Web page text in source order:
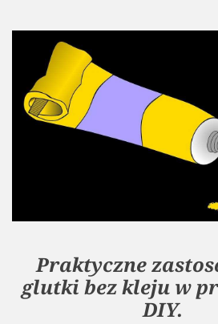
Praktyczne
glutki bez kleju w
DIY.